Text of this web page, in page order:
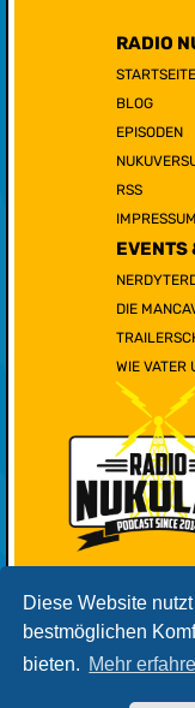
Diese Website
bestmöglichen
bieten. Mehr
RADIO
STARTSEITE
BLOG
EPISODEN
RSS
IMPRESSUM
EVENTS
DIE
WIE VATER